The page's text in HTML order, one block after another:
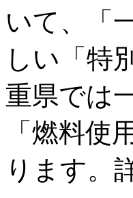
いて、「
しい「特
重県では
「燃料使
ります。